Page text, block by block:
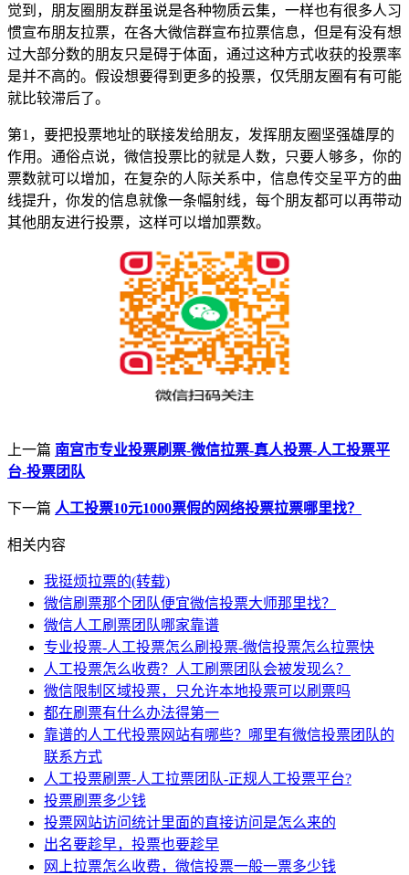
觉到，朋友圈朋友群虽说是各种物质云集，一样也有很多人习
惯宣布朋友拉票，在各大微信群宣布拉票信息，但是有没有想
过大部分数的朋友只是碍于体面，通过这种方式收获的投票率
是并不高的。假设想要得到更多的投票，仅凭朋友圈有有可能
就比较滞后了。
第1，要把投票地址的联接发给朋友，发挥朋友圈坚强雄厚的
作用。通俗点说，微信投票比的就是人数，只要人够多，你的
票数就可以增加，在复杂的人际关系中，信息传交呈平方的曲
线提升，你发的信息就像一条幅射线，每个朋友都可以再带动
其他朋友进行投票，这样可以增加票数。
上一篇 南宫市专业投票刷票-微信拉票-真人投票-人工投票平
台-投票团队
下一篇 人工投票10元1000票假的网络投票拉票哪里找？
相关内容
我挺烦拉票的(转载)
微信刷票那个团队便宜微信投票大师那里找？
微信人工刷票团队哪家靠谱
专业投票-人工投票怎么刷投票-微信投票怎么拉票快
人工投票怎么收费？人工刷票团队会被发现么？
微信限制区域投票，只允许本地投票可以刷票吗
都在刷票有什么办法得第一
靠谱的人工代投票网站有哪些？哪里有微信投票团队的
联系方式
人工投票刷票-人工拉票团队-正规人工投票平台?
投票刷票多少钱
投票网站访问统计里面的直接访问是怎么来的
出名要趁早，投票也要趁早
网上拉票怎么收费，微信投票一般一票多少钱